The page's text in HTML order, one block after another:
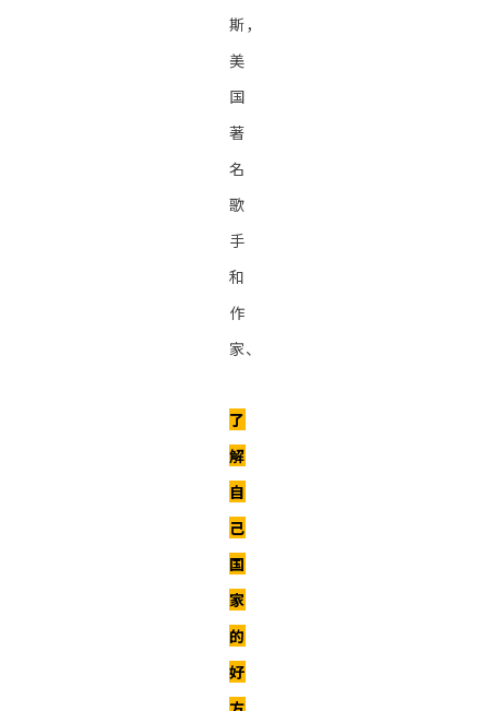
斯，
美
国
著
名
歌
手
和
作
家、
了
解
自
己
国
家
的
好